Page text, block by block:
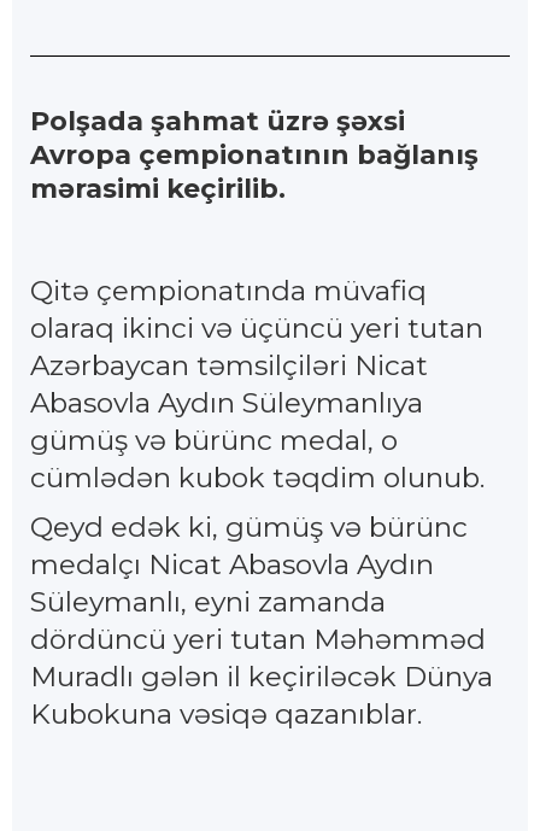
Polşada şahmat üzrə şəxsi
Avropa çempionatının bağlanış
mərasimi keçirilib.
Qitə çempionatında müvafiq
olaraq ikinci və üçüncü yeri tutan
Azərbaycan təmsilçiləri Nicat
Abasovla Aydın Süleymanlıya
gümüş və bürünc medal, o
cümlədən kubok təqdim olunub.
Qeyd edək ki, gümüş və bürünc
medalçı Nicat Abasovla Aydın
Süleymanlı, eyni zamanda
dördüncü yeri tutan Məhəmməd
Muradlı gələn il keçiriləcək Dünya
Kubokuna vəsiqə qazanıblar.